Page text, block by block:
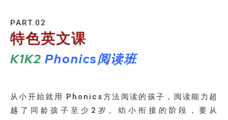
PART.02
特色英文课
K1K2 Phonics阅读班
从小开始就用 Phonics方法阅读的孩子，阅读能力超
越了同龄孩子至少2岁。幼小衔接的阶段，要从